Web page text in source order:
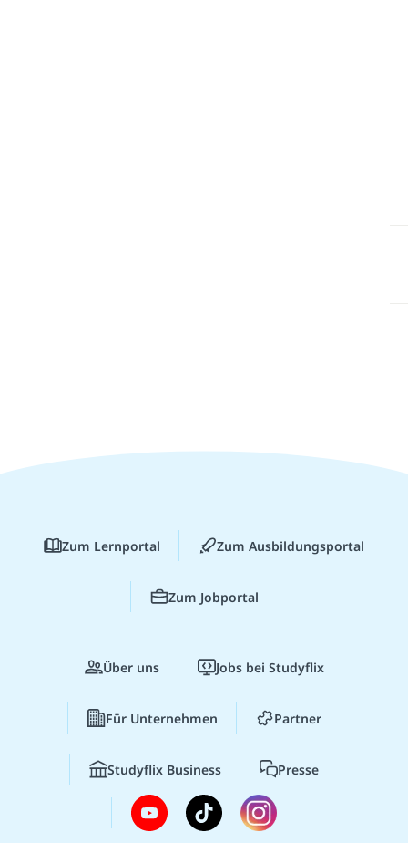
Zum Lernportal Zum Ausbildungsportal
Zum Jobportal
Über uns Jobs bei Studyflix
Für Unternehmen Partner
Studyflix Business Presse